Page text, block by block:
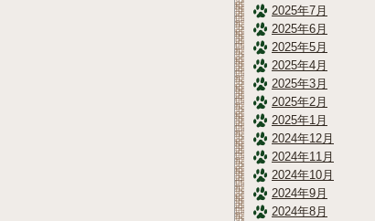
2025年7月
2025年6月
2025年5月
2025年4月
2025年3月
2025年2月
2025年1月
2024年12月
2024年11月
2024年10月
2024年9月
2024年8月